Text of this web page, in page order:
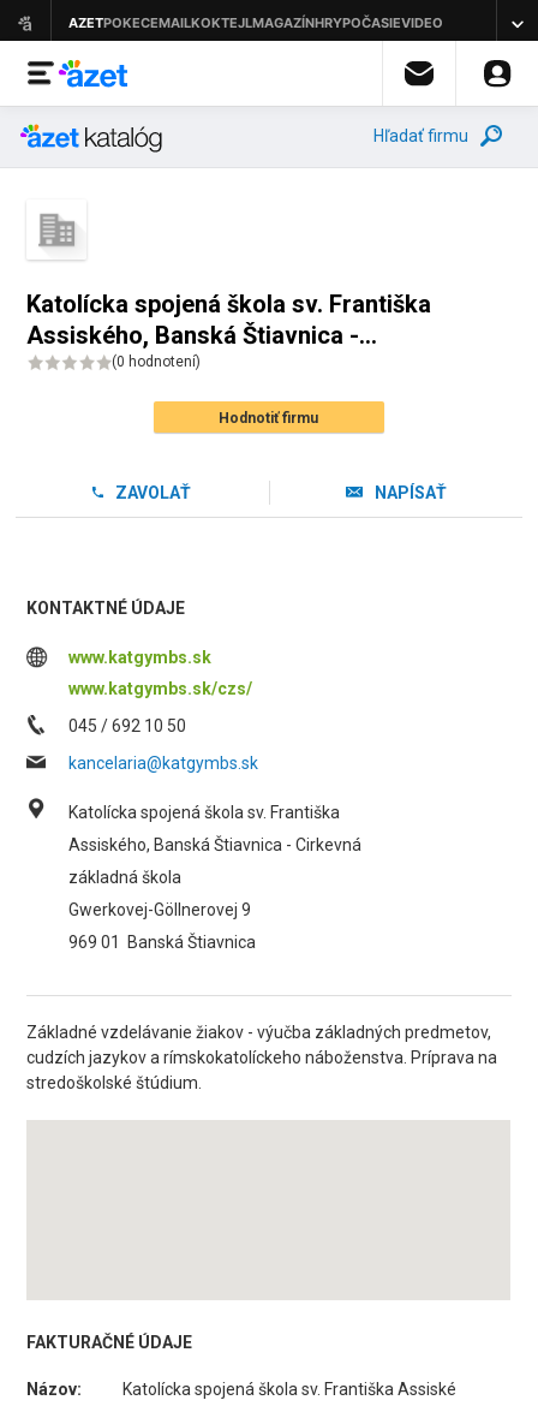
Hľadať firmu
Katolícka spojená škola sv. Františka
Assiského, Banská Štiavnica -
Cirkevná základná škola
(0 hodnotení)
Hodnotiť firmu
ZAVOLAŤ NAPÍSAŤ
KONTAKTNÉ ÚDAJE
www.katgymbs.sk
www.katgymbs.sk/czs/
045 / 692 10 50
kancelaria@katgymbs.sk
Katolícka spojená škola sv. Františka
Assiského, Banská Štiavnica - Cirkevná
základná škola
Gwerkovej-Göllnerovej 9
969 01
Banská Štiavnica
Základné vzdelávanie žiakov - výučba základných predmetov,
cudzích jazykov a rímskokatolíckeho náboženstva. Príprava na
stredoškolské štúdium.
FAKTURAČNÉ ÚDAJE
Názov:
Katolícka spojená škola sv. Františka Assiské